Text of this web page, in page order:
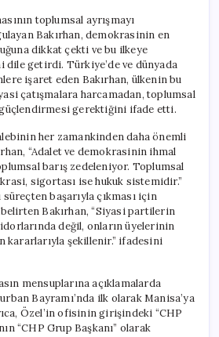
toplumsal ayrışmayı
Bakırhan, demokrasinin en
dikkat çekti ve bu ilkeye
dile getirdi. Türkiye’de ve dünyada
işaret eden Bakırhan, ülkenin bu
çatışmalara harcamadan, toplumsal
güçlendirmesi gerektiğini ifade etti.
her zamankinden daha önemli
“Adalet ve demokrasinin ihmal
barış zedeleniyor. Toplumsal
sigortası ise hukuk sistemidir.”
başarıyla çıkması için
belirten Bakırhan, “Siyasi partilerin
değil, onların üyelerinin
kararlarıyla şekillenir.” ifadesini
mensuplarına açıklamalarda
Bayramı’nda ilk olarak Manisa’ya
Özel’in ofisinin girişindeki “CHP
“CHP Grup Başkanı” olarak